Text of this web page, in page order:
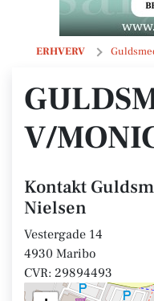
ERHVERV
Guldsmed Kelø v/
V/
Kontakt
Nielsen
Vestergade 14
4930 Maribo
CVR: 29894493